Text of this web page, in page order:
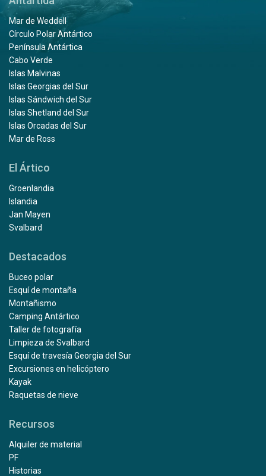
Mar de Weddell
Círculo Polar Antártico
Península Antártica
Cabo Verde
Islas Malvinas
Islas Georgias del Sur
Islas Sándwich del Sur
Islas Shetland del Sur
Islas Orcadas del Sur
Mar de Ross
El Ártico
Groenlandia
Islandia
Jan Mayen
Svalbard
Destacados
Buceo polar
Esquí de montaña
Montañismo
Camping Antártico
Taller de fotografía
Limpieza de Svalbard
Esquí de travesía Georgia del Sur
Excursiones en helicóptero
Kayak
Raquetas de nieve
Recursos
Alquiler de material
PF
Historias